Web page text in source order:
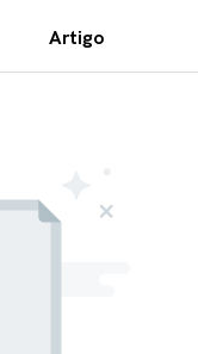
Artigo